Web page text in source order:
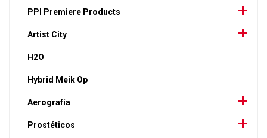
PPI Premiere Products
Artist City
H2O
Hybrid Meik Op
Aerografía
Prostéticos